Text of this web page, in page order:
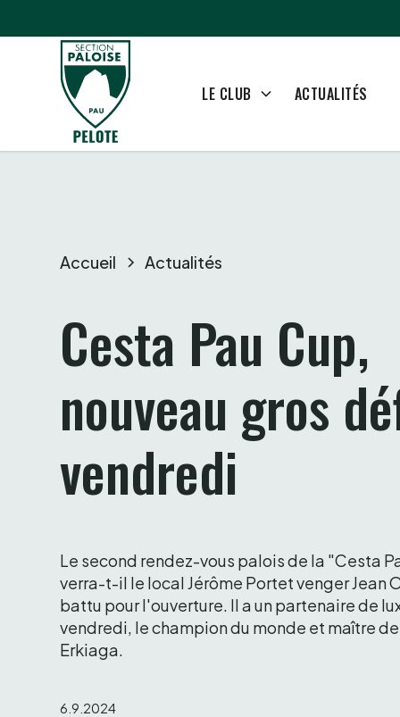
LE CLUB ACTUALITÉS
Accueil Actualités
Cesta Pau Cup,
nouveau gros
vendredi
Le second rendez-vous palois de la "Cesta
verra-t-il le local Jérôme Portet venger Jean
battu pour l'ouverture. Il a un partenaire de
vendredi, le champion du monde et maître
Erkiaga.
6.9.2024